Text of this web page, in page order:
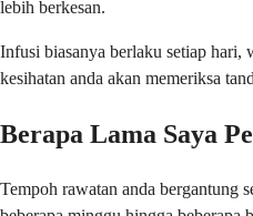
lebih berkesan.
Infusi biasanya berlaku setiap hari,
kesihatan anda akan memeriksa
Berapa Lama Saya
Tempoh rawatan anda bergantung